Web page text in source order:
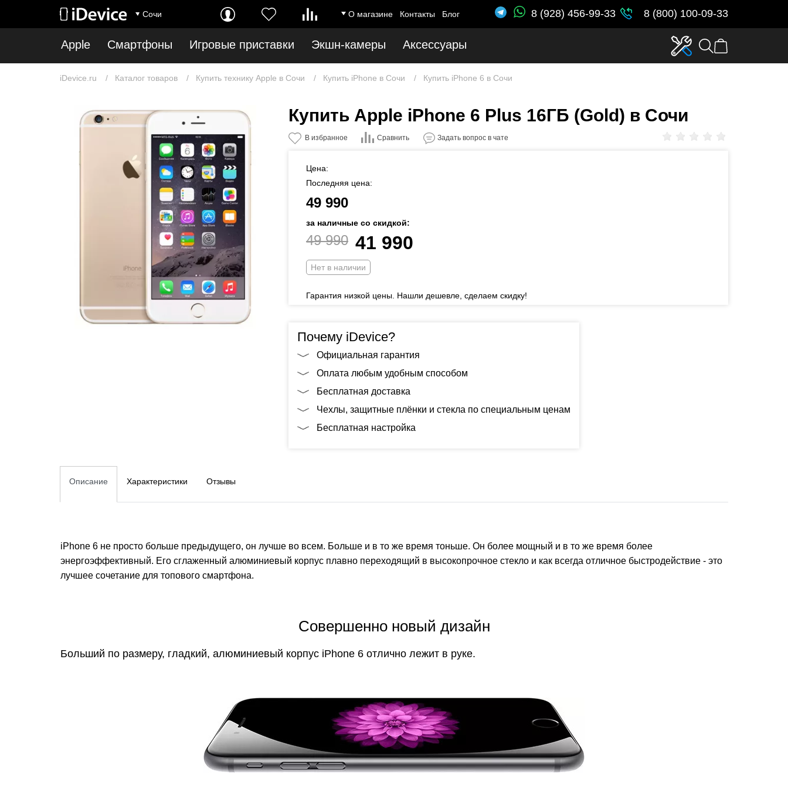
Сочи О магазине Контакты Блог 8 (928) 456-99-33 8 (800) 100-09-33
Apple Смартфоны Игровые приставки Экшн-камеры Аксессуары
iDevice.ru Каталог товаров Купить технику Apple в Сочи Купить iPhone в Сочи Купить iPhone 6 в Сочи
Купить Apple iPhone 6 Plus 16ГБ (Gold) в Сочи
В избранное Сравнить Задать вопрос в чате
Цена:
Последняя цена:
49 990
за наличные со скидкой:
49 990 41 990
Нет в наличии
Гарантия низкой цены. Нашли дешевле, сделаем скидку!
Почему iDevice?
Официальная гарантия
Оплата любым удобным способом
Бесплатная доставка
Чехлы, защитные плёнки и стекла по специальным ценам
Бесплатная настройка
Описание Характеристики Отзывы
iPhone 6 не просто больше предыдущего, он лучше во всем. Больше и в то же время тоньше. Он более мощный и в то же время более
энергоэффективный. Его сглаженный алюминиевый корпус плавно переходящий в высокопрочное стекло и как всегда отличное быстродействие - это
лучшее сочетание для топового смартфона.
Совершенно новый дизайн
Больший по размеру, гладкий, алюминиевый корпус iPhone 6 отлично лежит в руке.